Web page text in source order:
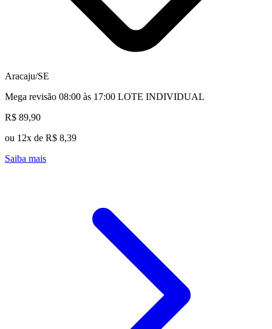
Aracaju/SE
Mega revisão 08:00 às 17:00 LOTE INDIVIDUAL
R$ 89,90
ou 12x de R$ 8,39
Saiba mais